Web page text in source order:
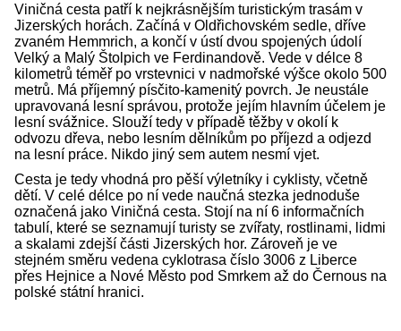
Viničná cesta patří k nejkrásnějším turistickým trasám v
Jizerských horách. Začíná v Oldřichovském sedle, dříve
zvaném Hemmrich, a končí v ústí dvou spojených údolí
Velký a Malý Štolpich ve Ferdinandově. Vede v délce 8
kilometrů téměř po vrstevnici v nadmořské výšce okolo 500
metrů. Má příjemný písčito-kamenitý povrch. Je neustále
upravovaná lesní správou, protože jejím hlavním účelem je
lesní svážnice. Slouží tedy v případě těžby v okolí k
odvozu dřeva, nebo lesním dělníkům po příjezd a odjezd
na lesní práce. Nikdo jiný sem autem nesmí vjet.
Cesta je tedy vhodná pro pěší výletníky i cyklisty, včetně
dětí. V celé délce po ní vede naučná stezka jednoduše
označená jako Viničná cesta. Stojí na ní 6 informačních
tabulí, které se seznamují turisty se zvířaty, rostlinami, lidmi
a skalami zdejší části Jizerských hor. Zároveň je ve
stejném směru vedena cyklotrasa číslo 3006 z Liberce
přes Hejnice a Nové Město pod Smrkem až do Černous na
polské státní hranici.